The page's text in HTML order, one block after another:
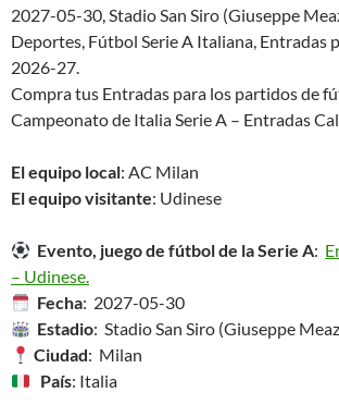
2027-05-30, Stadio San Siro (Giuseppe
Deportes, Fútbol Serie A Italiana, Entradas
2026-27.
Compra tus Entradas para los partidos de
Campeonato de Italia Serie A – Entradas
El equipo local: AC Milan
El equipo visitante: Udinese
Evento, juego de fútbol de la Serie A:
– Udinese.
Fecha: 2027-05-30
Estadio: Stadio San Siro (Giuseppe
Ciudad: Milan
País: Italia